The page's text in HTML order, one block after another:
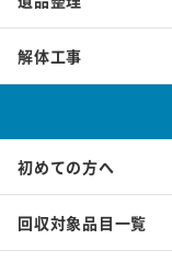
解体工事
初めての方へ
回収対象品目一覧